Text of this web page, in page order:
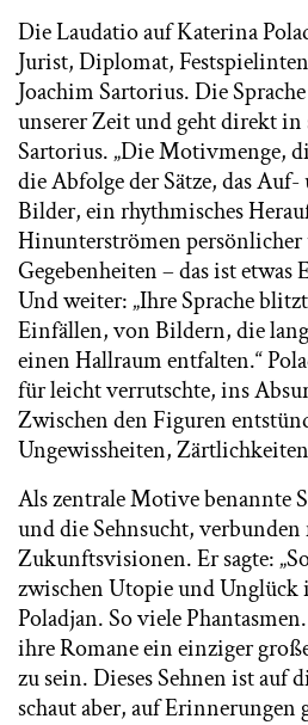
Die Laudatio auf Katerina
Jurist, Diplomat,
Joachim Sartorius. Die
unserer Zeit und geht direkt in
Sartorius. „Die Motivmenge,
die Abfolge der Sätze, das
Bilder, ein rhythmisches
Hinunterströmen
Gegebenheiten – das ist etwas
Und weiter: „Ihre Sprache
Einfällen, von Bildern, die
einen Hallraum entfalten.“
für leicht verrutschte, ins
Zwischen den Figuren
Ungewissheiten,
Als zentrale Motive benannte
und die Sehnsucht,
Zukunftsvisionen. Er sagte:
zwischen Utopie und
Poladjan. So viele
ihre Romane ein einziger
zu sein. Dieses Sehnen ist auf
schaut aber, auf Erinnerungen